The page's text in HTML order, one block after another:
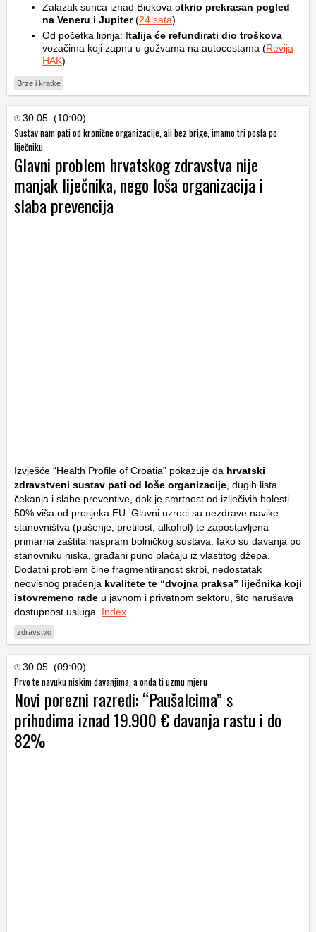
Zalazak sunca iznad Biokova otkrio prekrasan pogled
na Veneru i Jupiter(24 sata)
Od početka lipnja: Italija će refundirati dio troškova
vozačima koji zapnu u gužvama na autocestama (Revija
HAK)
Brze i kratke
30.05. (10:00)
Sustav nam pati od kronične organizacije, ali bez brige, imamo tri posla po
liječniku
Glavni problem hrvatskog zdravstva nije
manjak liječnika, nego loša organizacija i
slaba prevencija
Izvješće “Health Profile of Croatia” pokazuje da hrvatski
zdravstveni sustav pati od loše organizacije, dugih lista
čekanja i slabe preventive, dok je smrtnost od izlječivih bolesti
50% viša od prosjeka EU. Glavni uzroci su nezdrave navike
stanovništva (pušenje, pretilost, alkohol) te zapostavljena
primarna zaštita naspram bolničkog sustava. Iako su davanja po
stanovniku niska, građani puno plaćaju iz vlastitog džepa.
Dodatni problem čine fragmentiranost skrbi, nedostatak
neovisnog praćenja kvalitete te “dvojna praksa” liječnika koji
istovremeno rade u javnom i privatnom sektoru, što narušava
dostupnost usluga. Index
zdravstvo
30.05. (09:00)
Prvo te navuku niskim davanjima, a onda ti uzmu mjeru
Novi porezni razredi: “Paušalcima” s
prihodima iznad 19.900 € davanja rastu i do
82%